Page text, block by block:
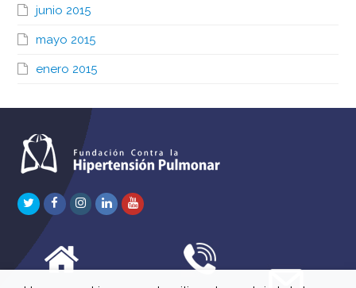
junio 2015
mayo 2015
enero 2015
TwitterFacebook
Instagram
LinkedInYoutube